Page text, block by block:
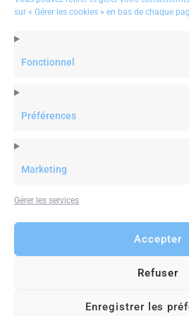
sur « Gérer les cookies » en bas de chaque
Fonctionnel
Préférences
Marketing
Gérer les services
Accepter
Refuser
Enregistrer les
(+3)1 85 54 20 20
contact@maintenantdemain.com
Backfires #inspiration #positivethinking
2019